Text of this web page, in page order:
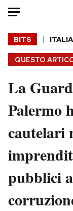
HOME
Italia
Politica
Tecnologia
Scienza
Cultura
Sport
QUESTO
BITS ITALIA
La
Palermo
cautelari
pubblici